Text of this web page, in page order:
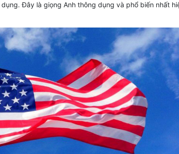
Đây là giọng Anh thông dụng và phổ biến nhất